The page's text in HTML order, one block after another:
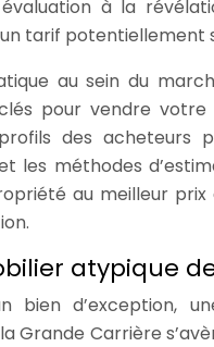
à la
tarif potentiellement
au sein du
pour vendre votre
des acheteurs
les méthodes
au meilleur
atypique
d’exception,
Grande Carrière